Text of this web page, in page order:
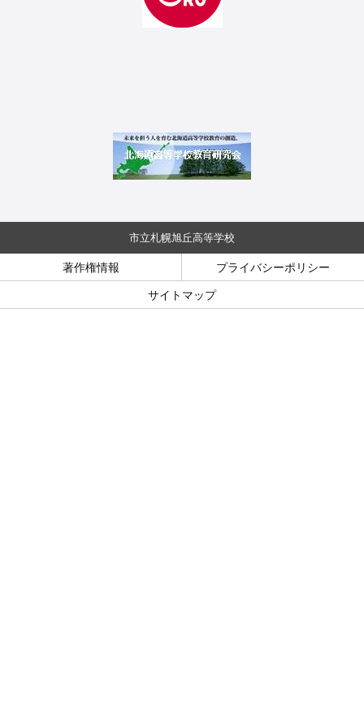
市立札幌旭丘高等学校
著作権情報 プライバシーポリシー
サイトマップ